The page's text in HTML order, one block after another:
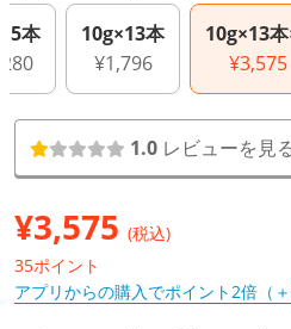
本
10g×13本
¥1,796
10g×13
¥3,575
1.0 レビューを見
¥3,575 (税込)
35ポイント
アプリからの購入でポイント2倍（＋